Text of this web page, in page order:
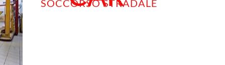
SOCCORSO STRADALE